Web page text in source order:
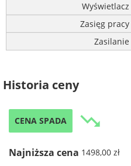
Wyświetlacz
Zasięg pracy
Zasilanie
Historia ceny
CENA SPADA trending_down
Najniższa cena 1498,00 zł